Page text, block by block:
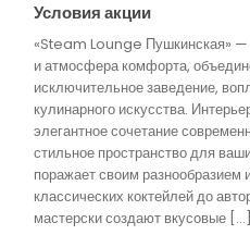
Условия акции
«Steam Lounge Пушкинская» —
и атмосфера комфорта,
исключительное заведение,
кулинарного искусства.
элегантное сочетание
стильное пространство для
поражает своим разнообразием
классических коктейлей до
мастерски создают вкусовые […]